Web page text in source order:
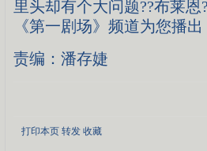
里头却有个大问题??布莱
《第一剧场》频道为您播出
责编：潘存婕
打印本页 转发 收藏